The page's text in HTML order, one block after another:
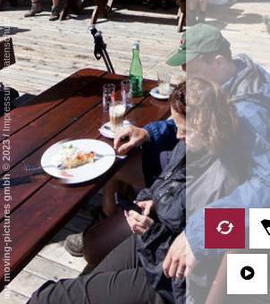
mp moving-pictures gmbh © 2023
/
Impressum
-
Datenschutz